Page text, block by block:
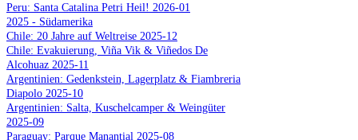
Peru: Santa Catalina Petri Heil! 2026-01
2025 - Südamerika
Chile: 20 Jahre auf Weltreise 2025-12
Chile: Evakuierung, Viña Vik & Viñedos De
Alcohuaz 2025-11
Argentinien: Gedenkstein, Lagerplatz & Fiambreria
Diapolo 2025-10
Argentinien: Salta, Kuschelcamper & Weingüter
2025-09
Paraguay: Parque Manantial 2025-08